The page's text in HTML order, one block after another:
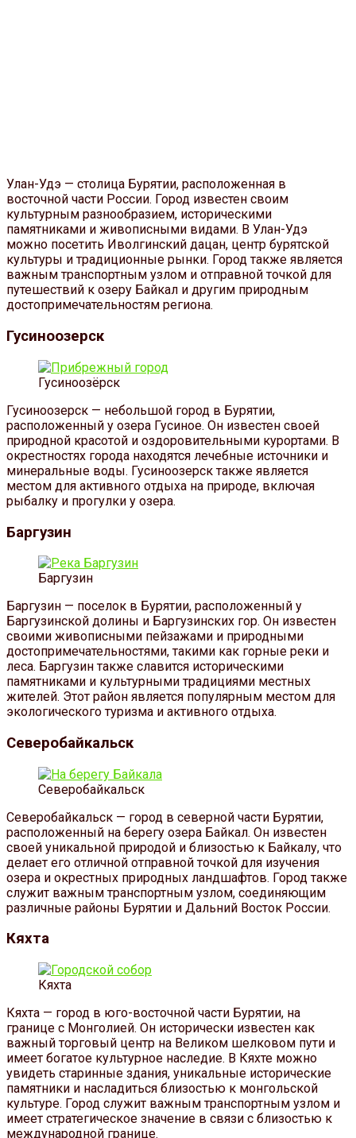
Улан-Удэ — столица Бурятии, расположенная в
восточной части России. Город известен своим
культурным разнообразием, историческими
памятниками и живописными видами. В Улан-Удэ
можно посетить Иволгинский дацан, центр бурятской
культуры и традиционные рынки. Город также является
важным транспортным узлом и отправной точкой для
путешествий к озеру Байкал и другим природным
достопримечательностям региона.
Гусиноозерск
Гусиноозёрск
Гусиноозерск — небольшой город в Бурятии,
расположенный у озера Гусиное. Он известен своей
природной красотой и оздоровительными курортами. В
окрестностях города находятся лечебные источники и
минеральные воды. Гусиноозерск также является
местом для активного отдыха на природе, включая
рыбалку и прогулки у озера.
Баргузин
Баргузин
Баргузин — поселок в Бурятии, расположенный у
Баргузинской долины и Баргузинских гор. Он известен
своими живописными пейзажами и природными
достопримечательностями, такими как горные реки и
леса. Баргузин также славится историческими
памятниками и культурными традициями местных
жителей. Этот район является популярным местом для
экологического туризма и активного отдыха.
Северобайкальск
Северобайкальск
Северобайкальск — город в северной части Бурятии,
расположенный на берегу озера Байкал. Он известен
своей уникальной природой и близостью к Байкалу, что
делает его отличной отправной точкой для изучения
озера и окрестных природных ландшафтов. Город также
служит важным транспортным узлом, соединяющим
различные районы Бурятии и Дальний Восток России.
Кяхта
Кяхта
Кяхта — город в юго-восточной части Бурятии, на
границе с Монголией. Он исторически известен как
важный торговый центр на Великом шелковом пути и
имеет богатое культурное наследие. В Кяхте можно
увидеть старинные здания, уникальные исторические
памятники и насладиться близостью к монгольской
культуре. Город служит важным транспортным узлом и
имеет стратегическое значение в связи с близостью к
международной границе.